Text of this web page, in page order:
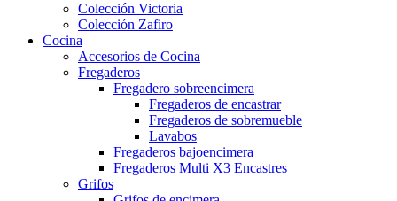
Colección Victoria
Colección Zafiro
Cocina
Accesorios de Cocina
Fregaderos
Fregadero sobreencimera
Fregaderos de encastrar
Fregaderos de sobremueble
Lavabos
Fregaderos bajoencimera
Fregaderos Multi X3 Encastres
Grifos